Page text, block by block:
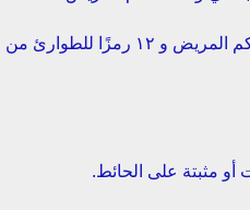
يمكنه أيضًا بدء ۵ رموز طوارئ من وحدة تحكم المريض و ۱۲